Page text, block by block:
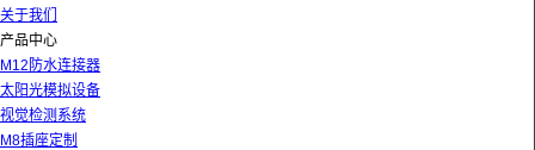
关于我们
产品中心
M12防水连接器
太阳光模拟设备
视觉检测系统
M8插座定制